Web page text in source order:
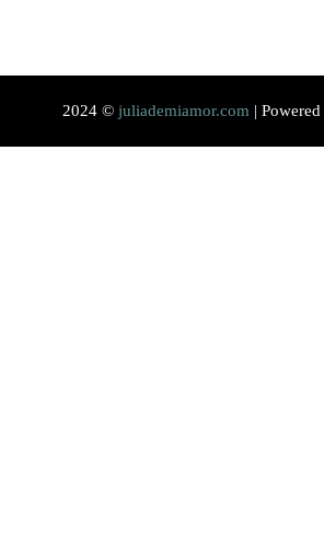
2024 © juliademiamor.com |